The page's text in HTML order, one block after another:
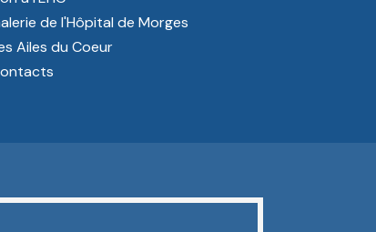
de l'Hôpital de Morges
Ailes du Coeur